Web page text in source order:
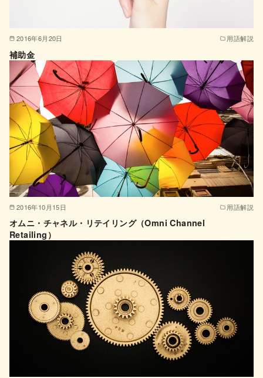
2016年6月20日 用語解説
補助金
2016年10月15日 用語解説
オムニ・チャネル・リテイリング（Omni Channel
Retailing）